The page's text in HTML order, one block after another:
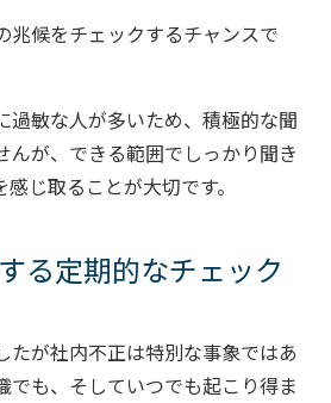
兆候をチェックするチャンスで
過敏な人が多いため、積極的な聞
んが、できる範囲でしっかり聞き
じ取ることが大切です。
る定期的なチェック
たが社内不正は特別な事象ではあ
でも、そしていつでも起こり得ま